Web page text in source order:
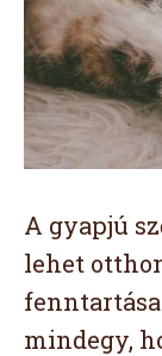
A gyapjú
lehet
mindegy,